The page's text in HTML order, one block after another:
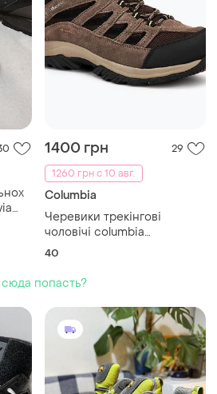
1400 грн
29
1260 грн с 10 авг.
Columbia
Черевики трекінгові
чоловічі columbia
crestwood mid wp v2
40
сюда попасть?